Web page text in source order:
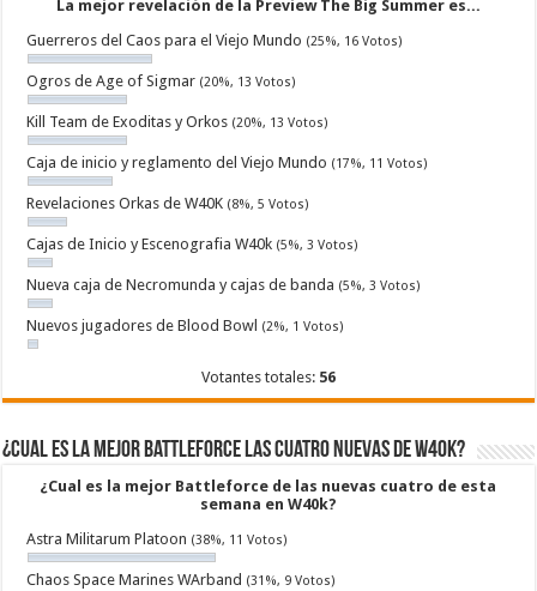
La mejor revelación de la Preview The Big Summer es...
Guerreros del Caos para el Viejo Mundo (25%, 16 Votos)
Ogros de Age of Sigmar (20%, 13 Votos)
Kill Team de Exoditas y Orkos (20%, 13 Votos)
Caja de inicio y reglamento del Viejo Mundo (17%, 11 Votos)
Revelaciones Orkas de W40K (8%, 5 Votos)
Cajas de Inicio y Escenografia W40k (5%, 3 Votos)
Nueva caja de Necromunda y cajas de banda (5%, 3 Votos)
Nuevos jugadores de Blood Bowl (2%, 1 Votos)
Votantes totales: 56
¿Cual es la mejor Battleforce las cuatro nuevas de W40k?
¿Cual es la mejor Battleforce de las nuevas cuatro de esta
semana en W40k?
Astra Militarum Platoon (38%, 11 Votos)
Chaos Space Marines WArband (31%, 9 Votos)